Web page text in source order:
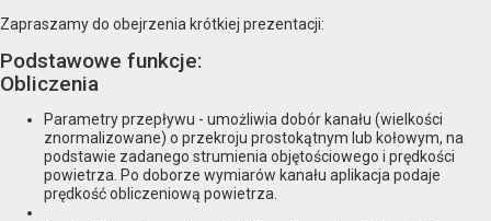
Zapraszamy do obejrzenia krótkiej prezentacji:
Podstawowe funkcje:
Obliczenia
Parametry przepływu - umożliwia dobór kanału (wielkości
znormalizowane) o przekroju prostokątnym lub kołowym, na
podstawie zadanego strumienia objętościowego i prędkości
powietrza. Po doborze wymiarów kanału aplikacja podaje
prędkość obliczeniową powietrza.